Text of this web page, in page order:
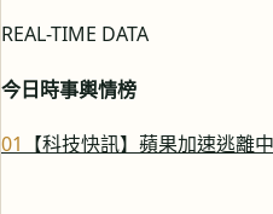
REAL-TIME DATA
今日時事輿情榜
01 【科技快訊】蘋果加速逃離